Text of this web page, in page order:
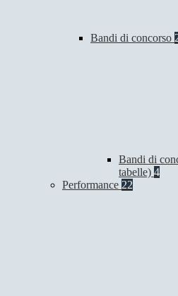
Bandi di concorso
Bandi di
tabelle) 4
Performance 22